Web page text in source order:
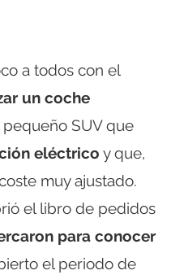
a todos con el
un coche
pequeño SUV que
eléctrico y que,
muy ajustado.
el libro de pedidos
para conocer
el periodo de